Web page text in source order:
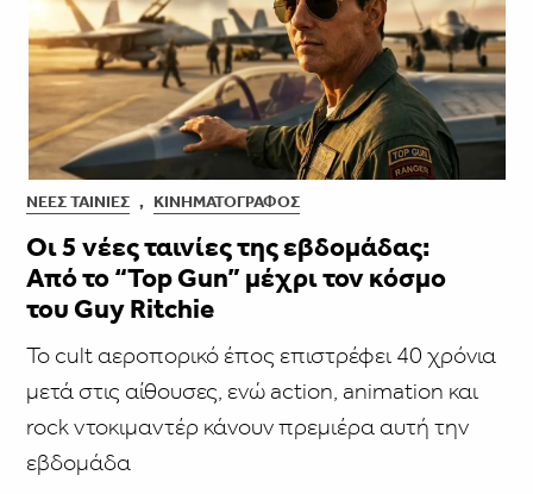
ΝΈΕΣ ΤΑΙΝΊΕΣ , ΚΙΝΗΜΑΤΟΓΡΆΦΟΣ
Οι 5 νέες ταινίες της εβδομάδας:
Από το “Top Gun” μέχρι τον κόσμο
του Guy Ritchie
Το cult αεροπορικό έπος επιστρέφει 40 χρόνια
μετά στις αίθουσες, ενώ action, animation και
rock ντοκιμαντέρ κάνουν πρεμιέρα αυτή την
εβδομάδα